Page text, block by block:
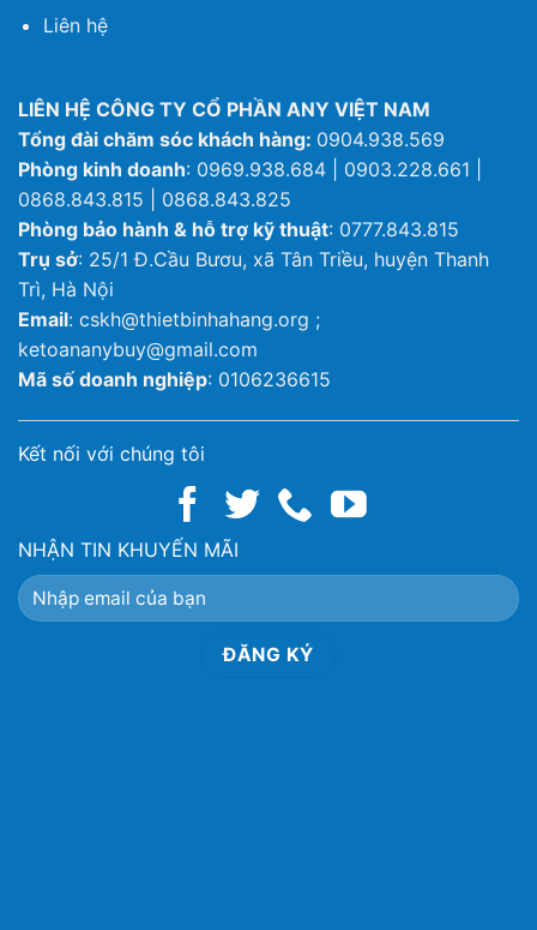
Liên hệ
LIÊN HỆ CÔNG TY CỔ PHẦN ANY VIỆT NAM
Tổng đài chăm sóc khách hàng: 0904.938.569
Phòng kinh doanh: 0969.938.684 | 0903.228.661 |
0868.843.815 | 0868.843.825
Phòng bảo hành & hỗ trợ kỹ thuật: 0777.843.815
Trụ sở: 25/1 Đ.Cầu Bươu, xã Tân Triều, huyện Thanh
Trì, Hà Nội
Email: cskh@thietbinhahang.org ;
ketoananybuy@gmail.com
Mã số doanh nghiệp: 0106236615
Kết nối với chúng tôi
NHẬN TIN KHUYẾN MÃI